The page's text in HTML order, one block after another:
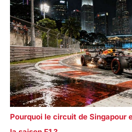
Pourquoi le circuit de Singapour